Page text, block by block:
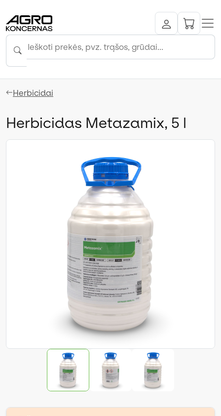
Herbicidai
Herbicidas Metazamix, 5 l